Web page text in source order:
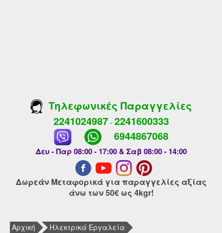
Τηλεφωνικές Παραγγελίες
2241024987- 2241600333
6944867068
Δευ - Παρ 08:00 - 17:00 & Σαβ 08:00 - 14:00
Δωρεάν Μεταφορικά για παραγγελίες αξίας
άνω των 50€ ως 4kgr!
Αρχική
Ηλεκτρικά Εργαλεία